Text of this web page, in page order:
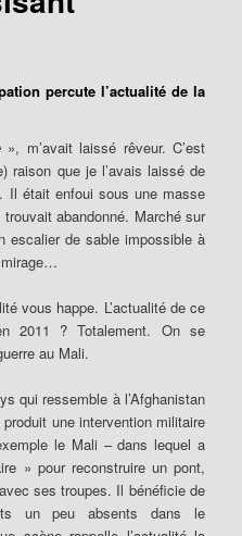
percute l’actualité de la
», m’avait laissé rêveur. C’est
raison que je l’avais laissé de
Il était enfoui sous une masse
abandonné. Marché sur
escalier de sable impossible à
mirage…
vous happe. L’actualité de ce
2011 ? Totalement. On se
au Mali.
qui ressemble à l’Afghanistan
une intervention militaire
le Mali – dans lequel a
» pour reconstruire un pont,
ses troupes. Il bénéficie de
un peu absents dans le